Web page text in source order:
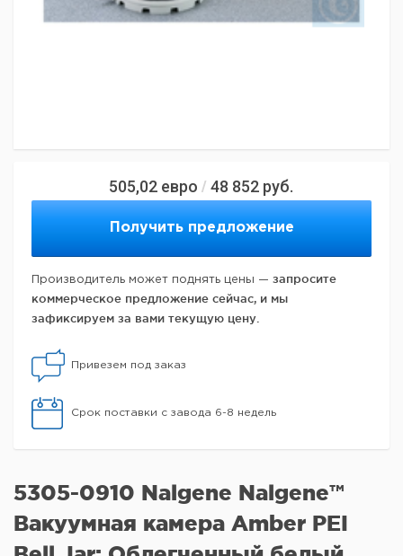
505,02 евро / 48 852 руб.
Получить предложение
Производитель может поднять цены — запросите
коммерческое предложение сейчас, и мы
зафиксируем за вами текущую цену.
Привезем под заказ
Срок поставки с завода 6-8 недель
5305-0910 Nalgene Nalgene™
Вакуумная камера Amber PEI